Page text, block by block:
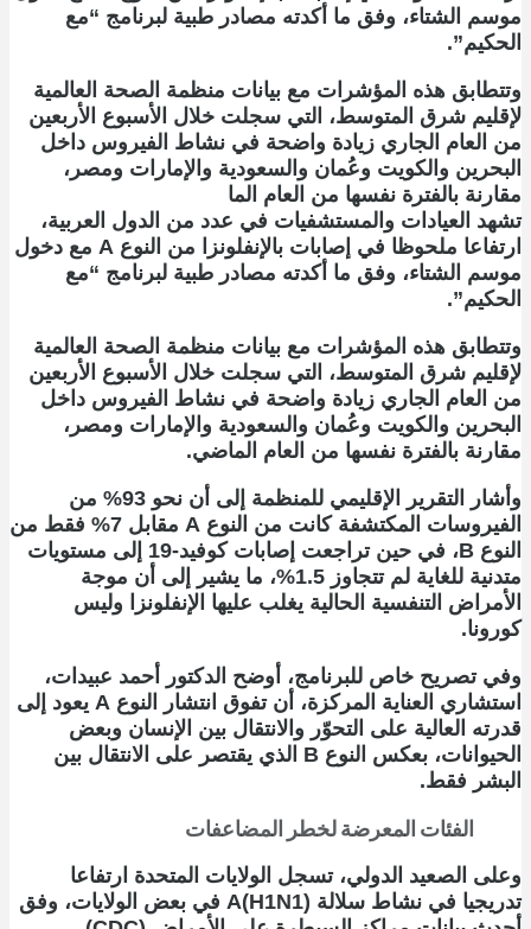
موسم الشتاء، وفق ما أكدته مصادر طبية لبرنامج “مع
الحكيم”.
وتتطابق هذه المؤشرات مع بيانات منظمة الصحة العالمية
لإقليم شرق المتوسط، التي سجلت خلال الأسبوع الأربعين
من العام الجاري زيادة واضحة في نشاط الفيروس داخل
البحرين والكويت وعُمان والسعودية والإمارات ومصر،
مقارنة بالفترة نفسها من العام الما
تشهد العيادات والمستشفيات في عدد من الدول العربية،
ارتفاعا ملحوظا في إصابات بالإنفلونزا من النوع A مع دخول
موسم الشتاء، وفق ما أكدته مصادر طبية لبرنامج “مع
الحكيم”.
وتتطابق هذه المؤشرات مع بيانات منظمة الصحة العالمية
لإقليم شرق المتوسط، التي سجلت خلال الأسبوع الأربعين
من العام الجاري زيادة واضحة في نشاط الفيروس داخل
البحرين والكويت وعُمان والسعودية والإمارات ومصر،
مقارنة بالفترة نفسها من العام الماضي.
وأشار التقرير الإقليمي للمنظمة إلى أن نحو 93% من
الفيروسات المكتشفة كانت من النوع A مقابل 7% فقط من
النوع B، في حين تراجعت إصابات كوفيد-19 إلى مستويات
متدنية للغاية لم تتجاوز 1.5%، ما يشير إلى أن موجة
الأمراض التنفسية الحالية يغلب عليها الإنفلونزا وليس
كورونا.
وفي تصريح خاص للبرنامج، أوضح الدكتور أحمد عبيدات،
استشاري العناية المركزة، أن تفوق انتشار النوع A يعود إلى
قدرته العالية على التحوّر والانتقال بين الإنسان وبعض
الحيوانات، بعكس النوع B الذي يقتصر على الانتقال بين
البشر فقط.
الفئات المعرضة لخطر المضاعفات
وعلى الصعيد الدولي، تسجل الولايات المتحدة ارتفاعا
تدريجيا في نشاط سلالة A(H1N1) في بعض الولايات، وفق